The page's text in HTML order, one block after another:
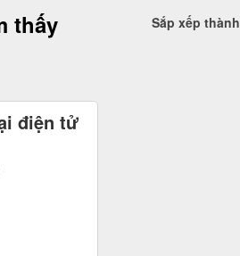
Sắp xếp thành
thấy
điện tử